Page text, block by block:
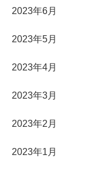
2023年6月
2023年5月
2023年4月
2023年3月
2023年2月
2023年1月